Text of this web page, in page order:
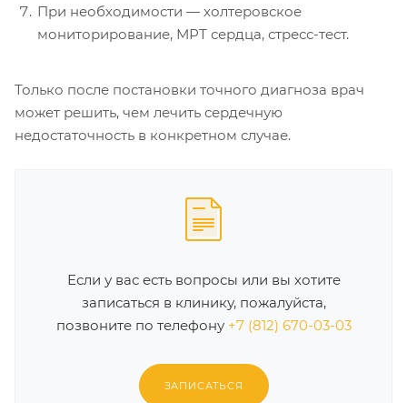
При необходимости — холтеровское
мониторирование, МРТ сердца, стресс-тест.
Только после постановки точного диагноза врач
может решить, чем лечить сердечную
недостаточность в конкретном случае.
Если у вас есть вопросы или вы хотите
записаться в клинику, пожалуйста,
позвоните по телефону +7 (812) 670-03-03
ЗАПИСАТЬСЯ